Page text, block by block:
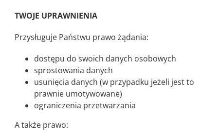
TWOJE UPRAWNIENIA
Przysługuje Państwu prawo żądania:
dostępu do swoich danych osobowych
sprostowania danych
usunięcia danych (w przypadku jeżeli jest to
prawnie umotywowane)
ograniczenia przetwarzania
A także prawo: